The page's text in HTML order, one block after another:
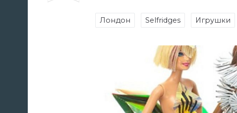
Лондон Selfridges Игрушки